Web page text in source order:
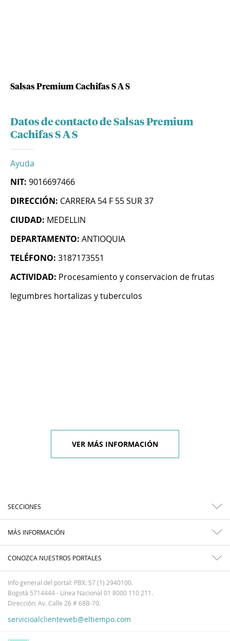
Salsas Premium Cachifas S A S
Datos de contacto de Salsas Premium
Cachifas S A S
Ayuda
NIT: 9016697466
DIRECCIÓN: CARRERA 54 F 55 SUR 37
CIUDAD: MEDELLIN
DEPARTAMENTO: ANTIOQUIA
TELÉFONO: 3187173551
ACTIVIDAD: Procesamiento y conservacion de frutas
legumbres hortalizas y tuberculos
VER MÁS INFORMACIÓN
SECCIONES
MÁS INFORMACIÓN
CONOZCA NUESTROS PORTALES
Info general del portal: PBX: 57 (1) 2940100.
Bogotá 5714444 - Línea Nacional 01 8000 110 211.
Dirección: Av. Calle 26 # 68B-70.
servicioalclienteweb@eltiempo.com